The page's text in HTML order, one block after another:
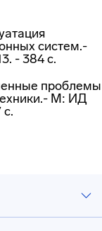
систем.-
- 384 с.
проблемы
М: ИД
с.